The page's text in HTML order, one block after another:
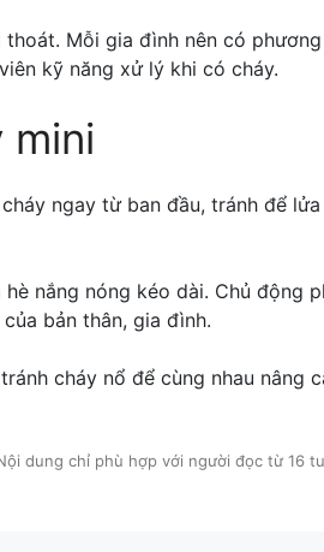
Mỗi gia đình nên có
kỹ năng xử lý khi có cháy.
mini
ngay từ ban đầu, tránh để lửa
nắng nóng kéo dài. Chủ động
bản thân, gia đình.
cháy nổ để cùng nhau nâng
dung chỉ phù hợp với người đọc từ 16